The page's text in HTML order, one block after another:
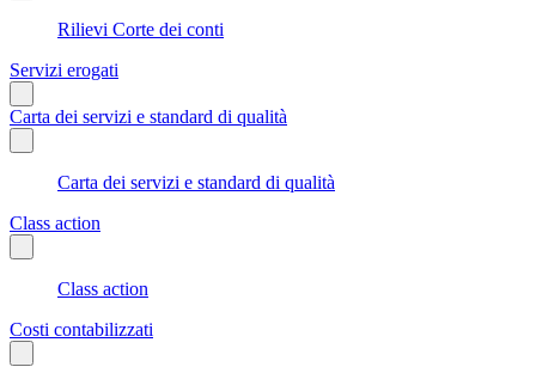
Rilievi Corte dei conti
Servizi erogati
Carta dei servizi e standard di qualità
Carta dei servizi e standard di qualità
Class action
Class action
Costi contabilizzati